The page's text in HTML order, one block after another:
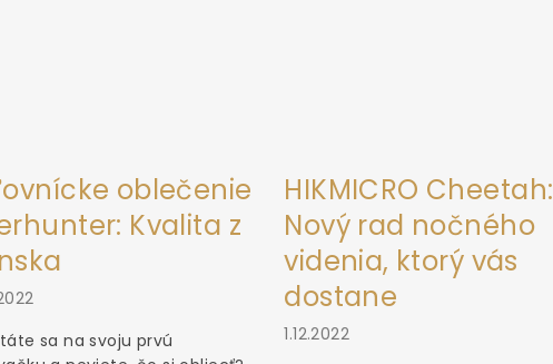
oblečenie
Kvalita z
sa na svoju prvú
HIKMICRO Cheetah:
Nový rad nočného
videnia, ktorý vás
dostane
1.12.2022